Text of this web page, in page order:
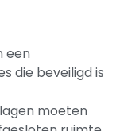
een
die beveiligd is
moeten